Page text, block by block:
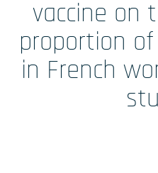
Evaluation clinique
Biotech / Medtech
Formations
Prestations
vaccine on
proportion
in French